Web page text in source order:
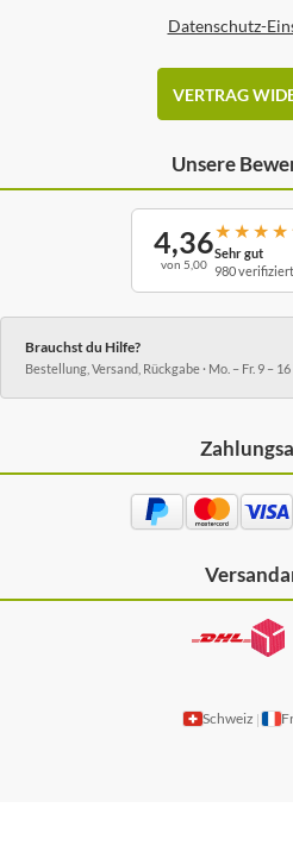
Datenschutz-
VERTRAG
Unsere
4,36
von 5,00
★ ★ ★ ★
Sehr gut
980
Brauchst du Hilfe?
Bestellung, Versand, Rückgabe · Mo. – Fr. 9 –
Schweiz |